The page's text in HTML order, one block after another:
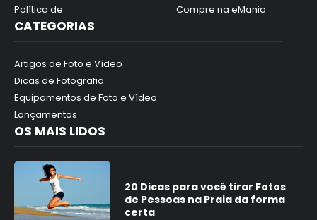
Política de
Compre na eMania
CATEGORIAS
Artigos de Foto e Vídeo
Dicas de Fotografia
Equipamentos de Foto e Vídeo
Lançamentos
OS MAIS LIDOS
20 Dicas para você tirar Fotos
de Pessoas na Praia da forma
certa